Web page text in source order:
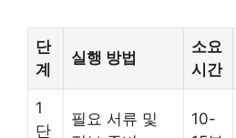
단
계
실행 방법
소요
시간
1
단
필요 서류 및
10-